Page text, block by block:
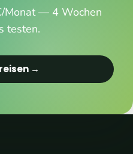
Monat — 4 Wochen
testen.
→